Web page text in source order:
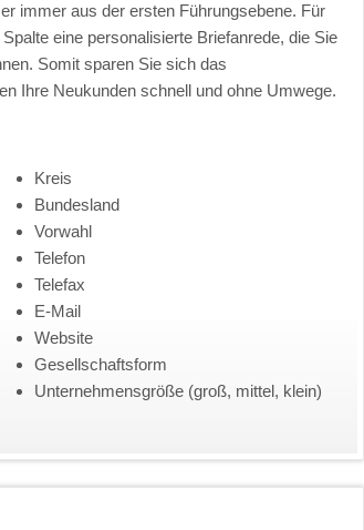
immer aus der ersten Führungsebene. Für
eine personalisierte Briefanrede, die Sie
Somit sparen Sie sich das
Ihre Neukunden schnell und ohne Umwege.
Kreis
Bundesland
Vorwahl
Telefon
Telefax
E-Mail
Website
Gesellschaftsform
Unternehmensgröße (groß, mittel, klein)